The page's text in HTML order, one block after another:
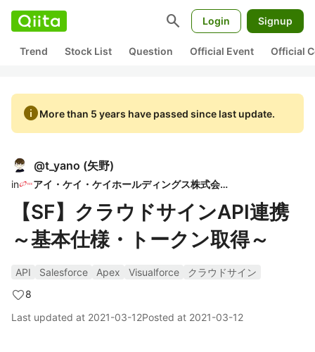
search Login Signup
Trend Stock List Question Official Event Official
infoMore than 5 years have passed since last update.
@t_yano (矢野)
in アイ・ケイ・ケイホールディングス株式会社
【SF】クラウドサインAPI連携
～基本仕様・トークン取得～
API Salesforce Apex Visualforce
クラウドサイン
8
Last updated at 2021-03-12Posted at 2021-03-12